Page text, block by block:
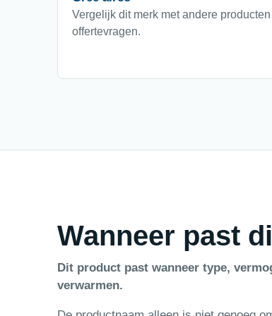
Vergelijk dit merk met andere producten
offertevragen.
Wanneer past
Dit product past wanneer type,
verwarmen.